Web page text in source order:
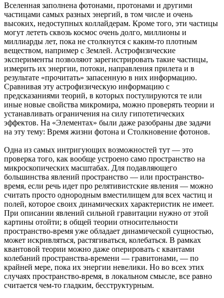
Вселенная заполнена фотонами, протонами и другими
частицами самых разных энергий, в том числе и очень
высоких, недоступных коллайдерам. Кроме того, эти частицы
могут лететь сквозь космос очень долго, миллионы и
миллиарды лет, пока не столкнутся с каким-то плотным
веществом, например с Землей. Астрофизические
эксперименты позволяют зарегистрировать такие частицы,
измерить их энергии, потоки, направления прилета и в
результате «прочитать» запасенную в них информацию.
Сравнивая эту астрофизическую информацию с
предсказаниями теорий, в которых постулируются те или
иные новые свойства микромира, можно проверять теории и
устанавливать ограничения на силу гипотетических
эффектов. На «Элементах» были даже разобраны две задачи
на эту тему: Время жизни фотона и Столкновение фотонов.
Одна из самых интригующих возможностей тут — это
проверка того, как вообще устроено само пространство на
микроскопических масштабах. Для подавляющего
большинства явлений пространство — или пространство-
время, если речь идет про релятивистские явления — можно
считать просто однородным вместилищем для всех частиц и
полей, которое своих динамических характеристик не имеет.
При описании явлений сильной гравитации нужно от этой
картины отойти; в общей теории относительности
пространство-время уже обладает динамической сущностью,
может искривляться, растягиваться, колебаться. В рамках
квантовой теории можно даже оперировать с квантами
колебаний пространства-времени — гравитонами, — по
крайней мере, пока их энергии невелики. Но во всех этих
случаях пространство-время, в локальном смысле, все равно
считается чем-то гладким, бесструктурным.